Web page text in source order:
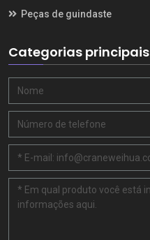
Peças de guindaste
Categorias principais